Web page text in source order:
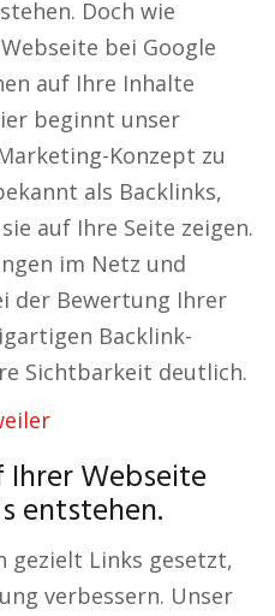
Doch wie
bei Google
auf Ihre Inhalte
beginnt unser
Konzept zu
als Backlinks,
auf Ihre Seite zeigen.
im Netz und
der Bewertung Ihrer
Backlink-
Sichtbarkeit deutlich.
Ihrer Webseite
entstehen.
gezielt Links gesetzt,
verbessern. Unser